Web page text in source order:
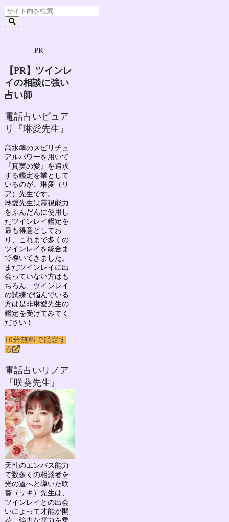
PR
【PR】ツインレ
イの相談に強い
占い師
電話占いピュア
リ『琳愛先生』
高水準のスピリチュ
アルパワーを用いて
『真実の愛』を追求
する鑑定を業として
いるのが、 琳愛（リ
ア）先生です。
琳愛先生は霊視能力
をふんだんに使用し
たツインレイ鑑定を
最も得意としてお
り、
これまで多くの
ツインレイを統合ま
で導いてきました。
まだツインレイに出
会っていない方はも
ちろん、ツインレイ
の試練で悩んでいる
方は是非琳愛先生の
鑑定を受けてみてく
ださい！
10分無料で鑑定す
る
電話占いリノア
『咲葵先生』
天性のエンパス能力
で数多くの相談者を
光の道へと導いた咲
葵（サキ）先生は、
ツインレイとの出会
いによって才能が開